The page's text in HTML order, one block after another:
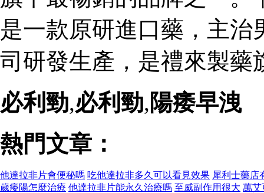
是一款原研進口藥，主
司研發生產，是禮來製藥
必利勁,必利勁, 陽痿早洩
熱門文章：
他達拉非片會便秘嗎 吃他達拉非多久可以看見效果 犀利士藥店
歲痿陽怎麼治療 他達拉非片能永久治療嗎 至威副作用很大 萬艾